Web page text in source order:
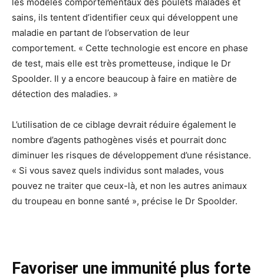
les modèles comportementaux des poulets malades et
sains, ils tentent d’identifier ceux qui développent une
maladie en partant de l’observation de leur
comportement. « Cette technologie est encore en phase
de test, mais elle est très prometteuse, indique le Dr
Spoolder. Il y a encore beaucoup à faire en matière de
détection des maladies. »
L’utilisation de ce ciblage devrait réduire également le
nombre d’agents pathogènes visés et pourrait donc
diminuer les risques de développement d’une résistance.
« Si vous savez quels individus sont malades, vous
pouvez ne traiter que ceux-là, et non les autres animaux
du troupeau en bonne santé », précise le Dr Spoolder.
Favoriser une immunité plus forte